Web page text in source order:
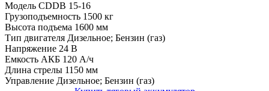
Модель CDDB 15-16
Грузоподъемность 1500 кг
Высота подъема 1600 мм
Тип двигателя Дизельное; Бензин (газ)
Напряжение 24 В
Емкость АКБ 120 А/ч
Длина стрелы 1150 мм
Управление Дизельное; Бензин (газ)